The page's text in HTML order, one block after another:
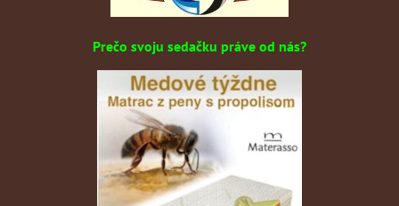
Prečo svoju sedačku práve od nás?